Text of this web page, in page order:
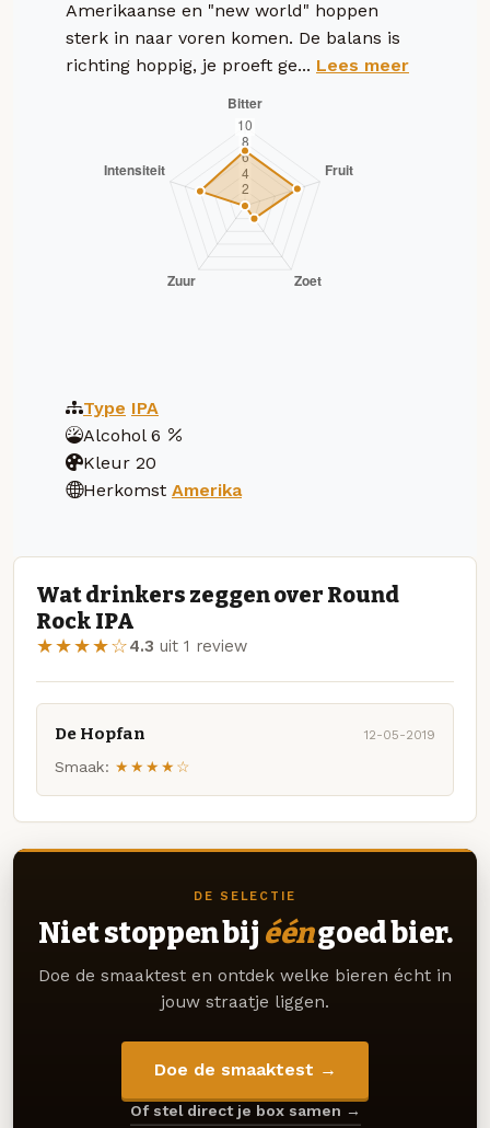
Amerikaanse en "new world" hoppen
sterk in naar voren komen. De balans is
richting hoppig, je proeft ge... Lees meer
Type IPA
Alcohol 6
Kleur 20
Herkomst Amerika
Wat drinkers zeggen over Round
Rock IPA
★★★★☆4.3 uit 1 review
De Hopfan 12-05-2019
Smaak: ★★★★☆
DE SELECTIE
Niet stoppen bij ééngoed bier.
Doe de smaaktest en ontdek welke bieren écht in
jouw straatje liggen.
Doe de smaaktest →
Of stel direct je box samen →